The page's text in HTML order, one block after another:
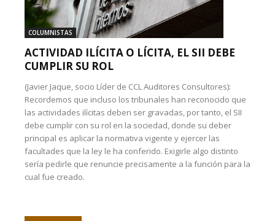
COLUMNISTAS
ACTIVIDAD ILÍCITA O LÍCITA, EL SII DEBE
CUMPLIR SU ROL
(Javier Jaque, socio Líder de CCL Auditores Consultores):
Recordemos que incluso los tribunales han reconocido que
las actividades ilícitas deben ser gravadas, por tanto, el SII
debe cumplir con su rol en la sociedad, donde su deber
principal es aplicar la normativa vigente y ejercer las
facultades que la ley le ha conferido. Exigirle algo distinto
sería pedirle que renuncie precisamente a la función para la
cual fue creado.